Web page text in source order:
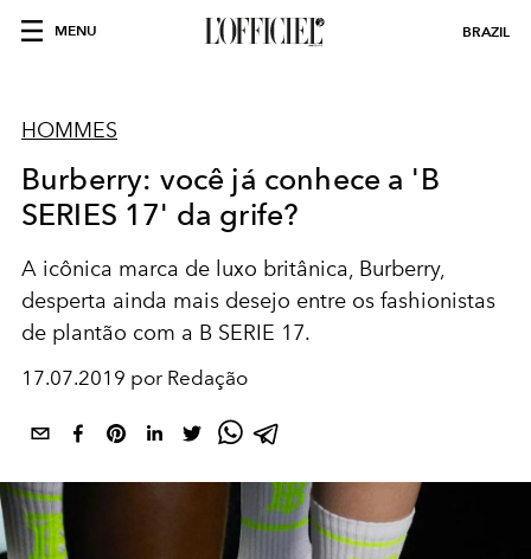
MENU BRAZIL
HOMMES
Burberry: você já conhece a 'B
SERIES 17' da grife?
A icônica marca de luxo britânica, Burberry,
desperta ainda mais desejo entre os fashionistas
de plantão com a B SERIE 17.
17.07.2019 por Redação